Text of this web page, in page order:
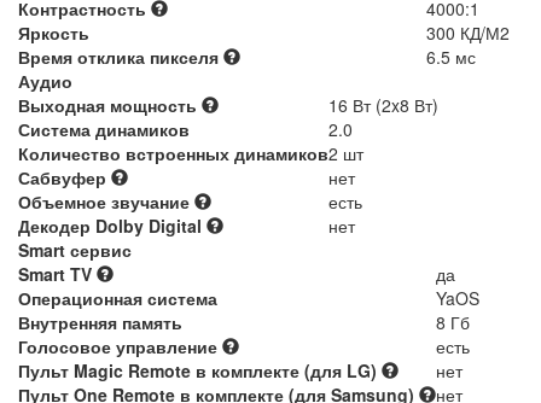
Контрастность
4000:1
Яркость
300 КД/М2
Время отклика пикселя
6.5 мс
Аудио
Выходная мощность
16 Вт (2x8 Вт)
Система динамиков
2.0
Количество встроенных динамиков2 шт
Сабвуфер
нет
Объемное звучание
есть
Декодер Dolby Digital
нет
Smart сервис
Smart TV
да
Операционная система
YaOS
Внутренняя память
8 Гб
Голосовое управление
есть
Пульт Magic Remote в комплекте (для LG)
нет
Пульт One Remote в комплекте (для Samsung)
нет